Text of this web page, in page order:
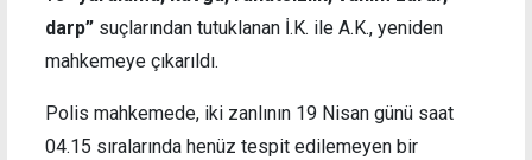
darp” suçlarından tutuklanan İ.K. ile A.K., yeniden
mahkemeye çıkarıldı.
Polis mahkemede, iki zanlının 19 Nisan günü saat
04.15 sıralarında henüz tespit edilemeyen bir